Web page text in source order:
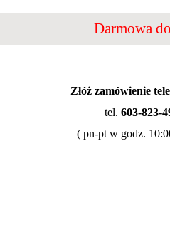
Darmowa
Złóż zamówienie
tel. 603-823-
( pn-pt w godz.